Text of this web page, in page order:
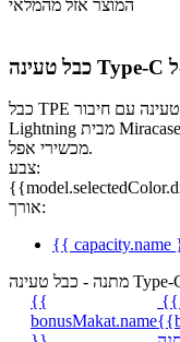
המוצר אזל מהמלאי
כבל TPE לסנכרון וטעינה עם חיבור USB Type-C ל-
Lightning מבית Miracase. עמיד ואיכותי ומאושר MFI לשימוש עם
מכשירי אפל.
צבע:
אורך:
{{ capacity.name
{{
bonusMakat.name
{{